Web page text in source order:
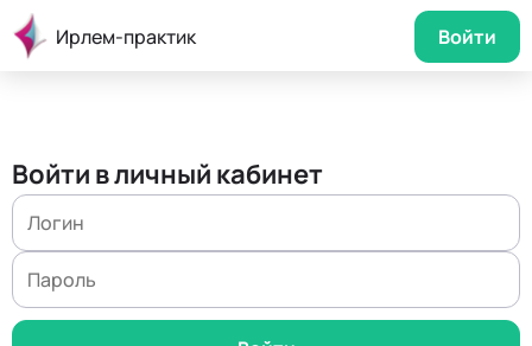
Ирлем-практик Войти
Войти в личный кабинет